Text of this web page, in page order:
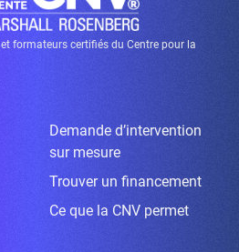
formateurs certifiés du Centre pour la
Demande d’intervention
sur mesure
Trouver un financement
Ce que la CNV permet